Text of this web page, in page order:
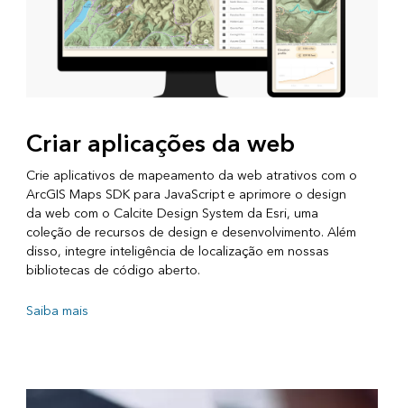
Criar aplicações da web
Crie aplicativos de mapeamento da web atrativos com o
ArcGIS Maps SDK para JavaScript e aprimore o design
da web com o Calcite Design System da Esri, uma
coleção de recursos de design e desenvolvimento. Além
disso, integre inteligência de localização em nossas
bibliotecas de código aberto.
Saiba mais